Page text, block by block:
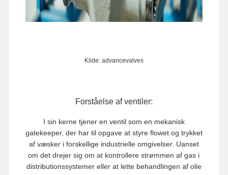
Kilde: advancevalves
Forståelse af ventiler:
I sin kerne tjener en ventil som en mekanisk
gatekeeper, der har til opgave at styre flowet og trykket
af væsker i forskellige industrielle omgivelser. Uanset
om det drejer sig om at kontrollere strømmen af ​​gas i
distributionssystemer eller at lette behandlingen af ​​olie